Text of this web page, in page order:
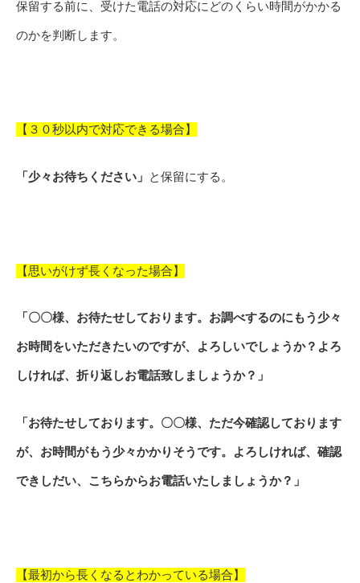
保留する前に、受けた電話の対応にどのくらい時間がかかる
のかを判断します。
【３０秒以内で対応できる場合】
「少々お待ちください」 と保留にする。
【思いがけず長くなった場合】
「〇〇様、お待たせしております。お調べするのにもう少々
お時間をいただきたいのですが、よろしいでしょうか？よろ
しければ、折り返しお電話致しましょうか？」
「お待たせしております。〇〇様、ただ今確認しております
が、お時間がもう少々かかりそうです。よろしければ、確認
できしだい、こちらからお電話いたしましょうか？」
【最初から長くなるとわかっている場合】